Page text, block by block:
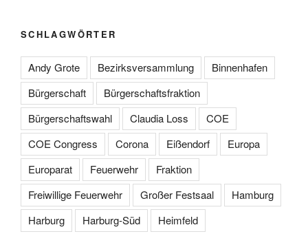
SCHLAGWÖRTER
Andy Grote Bezirksversammlung
Binnenhafen
Bürgerschaft
Bürgerschaftsfraktion
Bürgerschaftswahl
Claudia Loss
COE
COE Congress
Corona Eißendorf
Europa
Europarat
Feuerwehr
Fraktion
Freiwillige Feuerwehr
Großer Festsaal
Hamburg
Harburg
Harburg-Süd
Heimfeld